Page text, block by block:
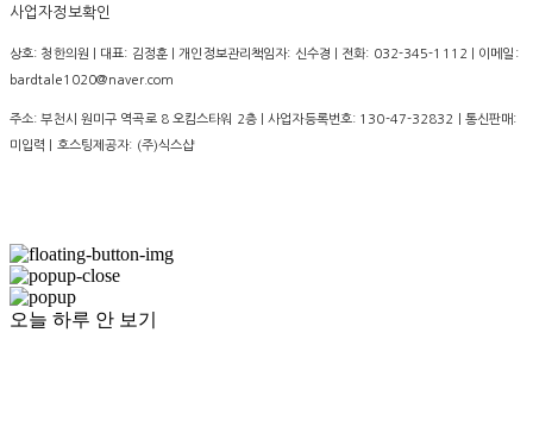
사업자정보확인
상호: 청한의원 | 대표: 김정훈 | 개인정보관리책임자: 신수경 | 전화: 032-345-1112 | 이메일:
bardtale1020@naver.com
주소: 부천시 원미구 역곡로 8 오킴스타워 2층 | 사업자등록번호: 130-47-32832
| 통신판매:
미입력
| 호스팅제공자: (주)식스샵
오늘 하루 안 보기